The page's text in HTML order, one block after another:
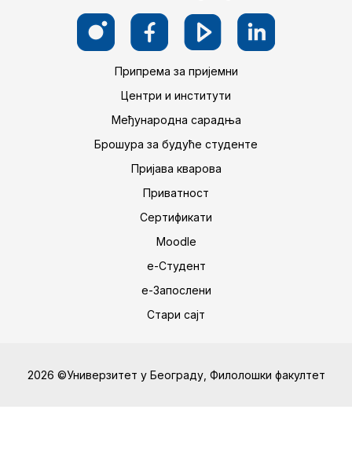
Припрема за пријемни
Центри и институти
Међународна сарадња
Брошура за будуће студенте
Пријава кварова
Приватност
Сертификати
Moodle
е-Студент
е-Запослени
Стари сајт
2026 ©Универзитет у Београду, Филолошки факултет